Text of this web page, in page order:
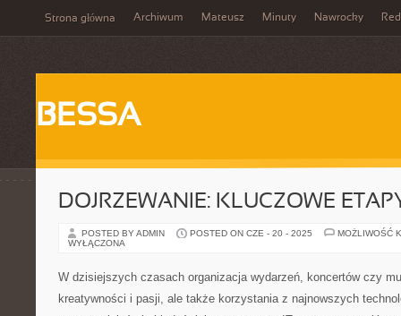
Strona główna Archiwum Mateusz Minuty Nawrocky
BESSA
DOJRZEWANIE: KLUCZOWE
POSTED BY ADMIN POSTED ON CZE - 20 - 2025
MOŻLIWOŚĆ
WYŁĄCZONA
W dzisiejszych czasach organizacja wydarzeń, koncertów czy
kreatywności i pasji, ale także korzystania z najnowszych